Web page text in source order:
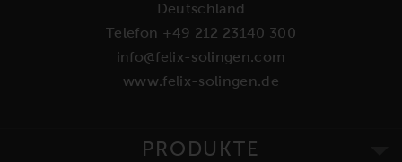
Deutschland
Telefon +49 212 23140 300
info@felix-solingen.com
www.felix-solingen.de
PRODUKTE